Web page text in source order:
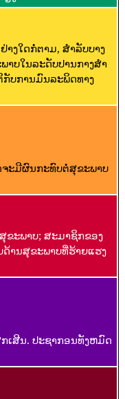
າງໃດກໍ່ຕາມ, ສໍາລັບບາງ
ບໃນລະດັບປານກາງສໍາ
ບການມົນລະພິດທາງ
ະມີຜົນກະທົບຕໍ່ສຸຂະພາບ
ຂະພາບ; ສະມາຊິກຂອງ
ານສຸຂະພາບທີ່ຮ້າຍແຮງ
ເສີນ. ປະຊາກອນທັງຫມົດ